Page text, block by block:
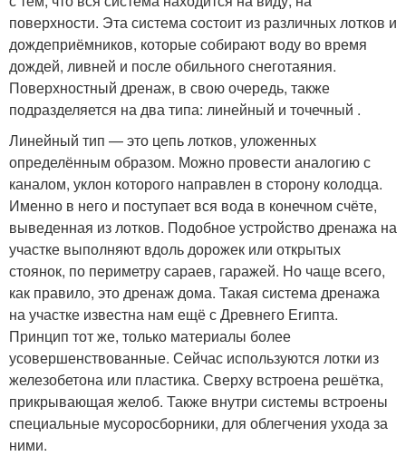
поверхности. Эта система состоит из различных лотков и
дождеприёмников, которые собирают воду во время
дождей, ливней и после обильного снеготаяния.
Поверхностный дренаж, в свою очередь, также
подразделяется на два типа: линейный и точечный .
Линейный тип — это цепь лотков, уложенных
определённым образом. Можно провести аналогию с
каналом, уклон которого направлен в сторону колодца.
Именно в него и поступает вся вода в конечном счёте,
выведенная из лотков. Подобное устройство дренажа на
участке выполняют вдоль дорожек или открытых
стоянок, по периметру сараев, гаражей. Но чаще всего,
как правило, это дренаж дома. Такая система дренажа
на участке известна нам ещё с Древнего Египта.
Принцип тот же, только материалы более
усовершенствованные. Сейчас используются лотки из
железобетона или пластика. Сверху встроена решётка,
прикрывающая желоб. Также внутри системы встроены
специальные мусоросборники, для облегчения ухода за
ними.